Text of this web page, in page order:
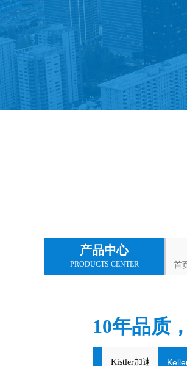
首
PRODUCTS CENTER
产品中心
10年品质
Kistler加速度传感器